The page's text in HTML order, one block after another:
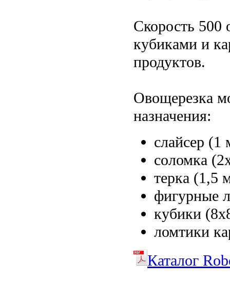
Скорость 500
кубиками и
продуктов.
Овощерезка
назначения:
слайсер
соломка
терка
фигурные
кубики
ломтики
Каталог